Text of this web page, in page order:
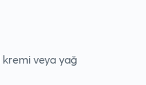
kremi veya yağ